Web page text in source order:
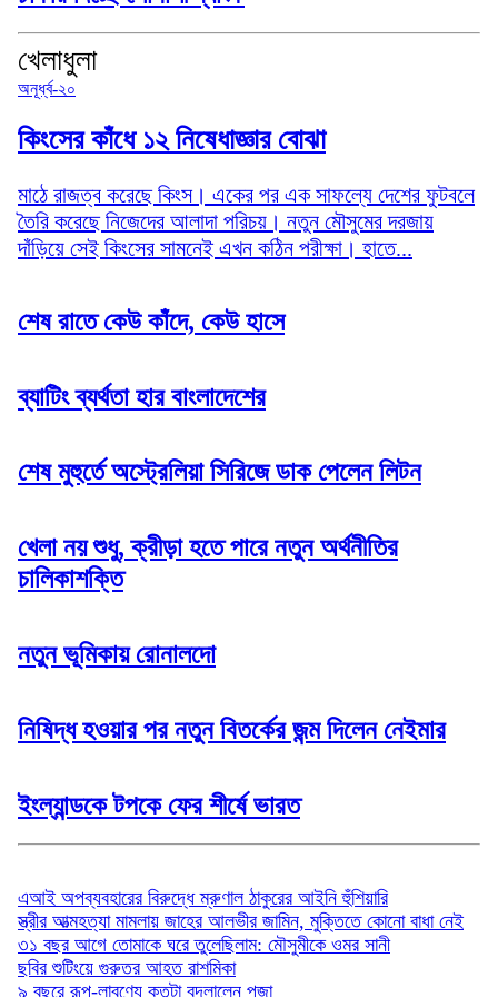
খেলাধুলা
অনূর্ধ্ব-২০
কিংসের কাঁধে ১২ নিষেধাজ্ঞার বোঝা
মাঠে রাজত্ব করেছে কিংস। একের পর এক সাফল্যে দেশের ফুটবলে
তৈরি করেছে নিজেদের আলাদা পরিচয়। নতুন মৌসুমের দরজায়
দাঁড়িয়ে সেই কিংসের সামনেই এখন কঠিন পরীক্ষা। হাতে...
শেষ রাতে কেউ কাঁদে, কেউ হাসে
ব্যাটিং ব্যর্থতা হার বাংলাদেশের
শেষ মুহুর্তে অস্ট্রেলিয়া সিরিজে ডাক পেলেন লিটন
খেলা নয় শুধু, ক্রীড়া হতে পারে নতুন অর্থনীতির
চালিকাশক্তি
নতুন ভূমিকায় রোনালদো
নিষিদ্ধ হওয়ার পর নতুন বিতর্কের জন্ম দিলেন নেইমার
ইংল্যান্ডকে টপকে ফের শীর্ষে ভারত
এআই অপব্যবহারের বিরুদ্ধে ম্রুণাল ঠাকুরের আইনি হুঁশিয়ারি
স্ত্রীর আত্মহত্যা মামলায় জাহের আলভীর জামিন, মুক্তিতে কোনো বাধা নেই
৩১ বছর আগে তোমাকে ঘরে তুলেছিলাম: মৌসুমীকে ওমর সানী
ছবির শুটিংয়ে গুরুতর আহত রাশমিকা
৯ বছরে রূপ-লাবণ্যে কতটা বদলালেন পূজা